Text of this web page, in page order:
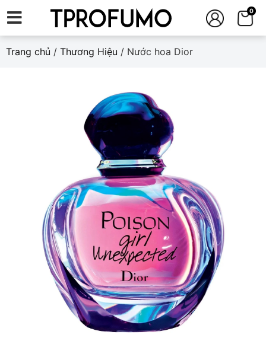
0
Trang chủ / Thương Hiệu / Nước hoa Dior